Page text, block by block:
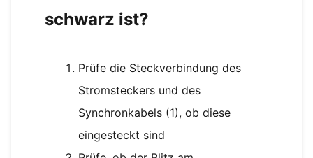
schwarz ist?
Prüfe die Steckverbindung des
Stromsteckers und des
Synchronkabels (1), ob diese
eingesteckt sind